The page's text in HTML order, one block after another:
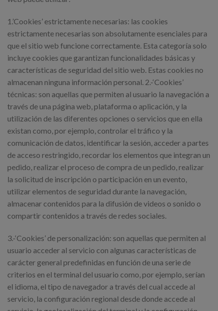
1.’Cookies’ estrictamente necesarias: las cookies
estrictamente necesarias son absolutamente esenciales para
que el sitio web funcione correctamente. Esta categoría solo
incluye cookies que garantizan funcionalidades básicas y
características de seguridad del sitio web. Estas cookies no
almacenan ninguna información personal. 2.-‘Cookies’
técnicas: son aquellas que permiten al usuario la navegación a
través de una página web, plataforma o aplicación, y la
utilización de las diferentes opciones o servicios que en ella
existan como, por ejemplo, controlar el tráfico y la
comunicación de datos, identificar la sesión, acceder a partes
de acceso restringido, recordar los elementos que integran un
pedido, realizar el proceso de compra de un pedido, realizar
la solicitud de inscripción o participación en un evento,
utilizar elementos de seguridad durante la navegación,
almacenar contenidos para la difusión de videos o sonido o
compartir contenidos a través de redes sociales.
3.-‘Cookies’ de personalización: son aquellas que permiten al
usuario acceder al servicio con algunas características de
carácter general predefinidas en función de una serie de
criterios en el terminal del usuario como, por ejemplo, serían
el idioma, el tipo de navegador a través del cual accede al
servicio, la configuración regional desde donde accede al